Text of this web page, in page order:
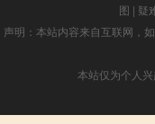
图 | 疑
声明：本站内容来自互联网，
本站仅为个人